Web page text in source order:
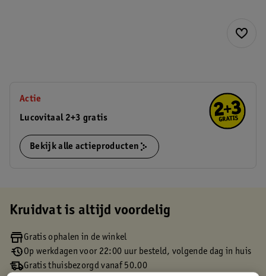
Actie
Lucovitaal 2+3 gratis
Bekijk alle actieproducten
Kruidvat is altijd voordelig
Gratis ophalen in de winkel
Op werkdagen voor 22:00 uur besteld, volgende dag in huis
Gratis thuisbezorgd vanaf 50.00